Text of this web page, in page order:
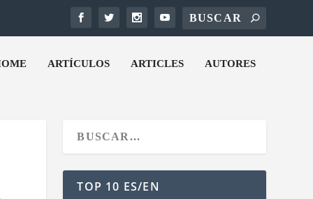
ARTÍCULOS ARTICLES AUTORES
TOP 10 ES/EN